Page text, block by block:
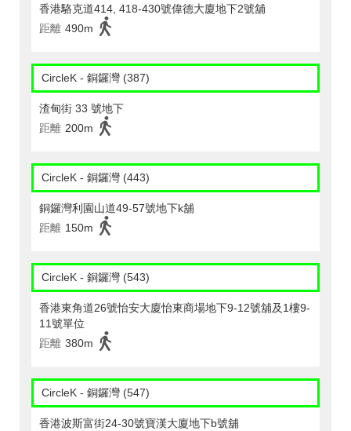
香港駱克道414, 418-430號偉德大廈地下2號舖
距離 490m
CircleK - 銅鑼灣 (387)
渣甸街 33 號地下
距離 200m
CircleK - 銅鑼灣 (443)
銅鑼灣利園山道49-57號地下k舖
距離 150m
CircleK - 銅鑼灣 (543)
香港東角道26號怡安大廈怡東商場地下9-12號舖及1樓9-
11號單位
距離 380m
CircleK - 銅鑼灣 (547)
香港波斯富街24-30號寶漢大廈地下b號舖